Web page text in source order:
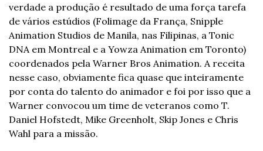
verdade a produção é resultado de uma força tarefa
de vários estúdios (Folimage da França, Snipple
Animation Studios de Manila, nas Filipinas, a Tonic
DNA em Montreal e a Yowza Animation em Toronto)
coordenados pela Warner Bros Animation. A receita
nesse caso, obviamente fica quase que inteiramente
por conta do talento do animador e foi por isso que a
Warner convocou um time de veteranos como T.
Daniel Hofstedt, Mike Greenholt, Skip Jones e Chris
Wahl para a missão.